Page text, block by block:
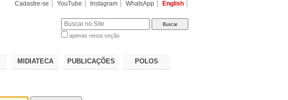
Cadastre-se YouTube Instagram WhatsApp English
apenas nesta seção
MIDIATECA PUBLICAÇÕES POLOS